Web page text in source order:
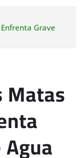
Enfrenta Grave
Matas